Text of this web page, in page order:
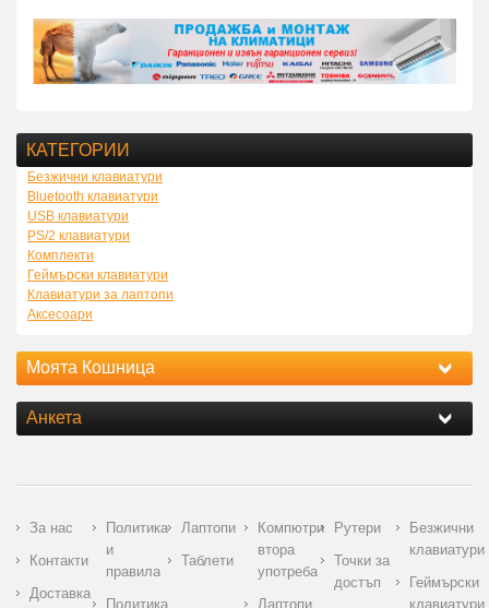
КАТЕГОРИИ
Безжични клавиатури
Bluetooth клавиатури
USB клавиатури
PS/2 клавиатури
Комплекти
Геймърски клавиатури
Клавиатури за лаптопи
Аксесоари
Моята Кошница
Анкета
За нас
Контакти
Доставка
Политика
и
правила
Политика
Лаптопи
Таблети
Компютри
втора
употреба
Лаптопи
Рутери
Точки за
достъп
Безжични
клавиатури
Геймърски
клавиатури